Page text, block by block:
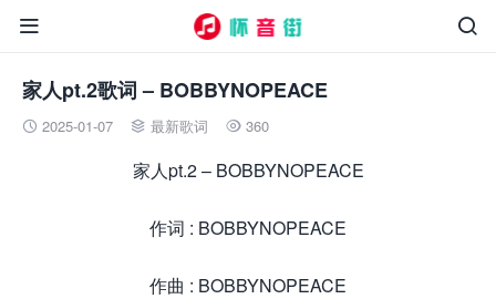


家人pt.2歌词 – BOBBYNOPEACE
 2025-01-07  最新歌词  360
家人pt.2 – BOBBYNOPEACE
作词 : BOBBYNOPEACE
作曲 : BOBBYNOPEACE